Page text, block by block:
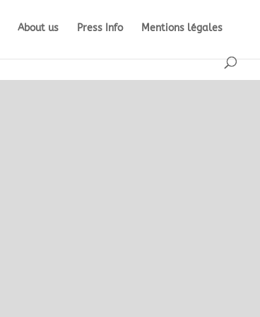
About us Press Info Mentions légales